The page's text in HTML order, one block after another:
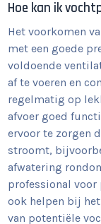
Hoe kan ik
Het voorkomen
met een goede
voldoende
af te voeren en
regelmatig op
afvoer goed
ervoor te zorgen
stroomt,
afwatering
professional
ook helpen bij
van potentiële